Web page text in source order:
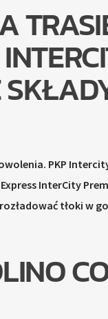
PKP
InterCity
tłoki w